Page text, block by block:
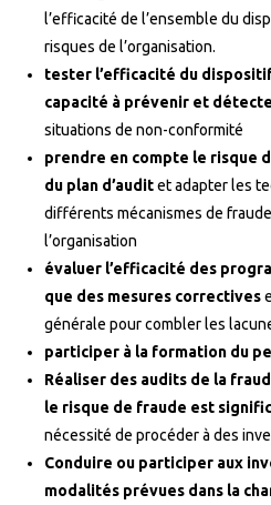
l’efficacité de l’ensemble du
risques de l’organisation.
tester l’efficacité du
capacité à prévenir et
situations de non-conformité
prendre en compte le risque
du plan d’auditet adapter les
différents mécanismes de
l’organisation
évaluer l’efficacité des
que des mesures correctives
générale pour combler les
participer à la formation du
Réaliser des audits de la
le risque de fraude est
nécessité de procéder à des
Conduire ou participer aux
modalités prévues dans la